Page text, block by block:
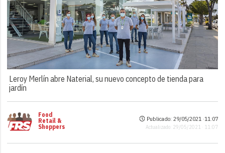
Leroy Merlín abre Naterial, su nuevo concepto de tienda para
jardín
Food
Retail &
Shoppers
Publicado: 29/05/2021 ·11:07
Actualizado: 29/05/2021 · 11:07